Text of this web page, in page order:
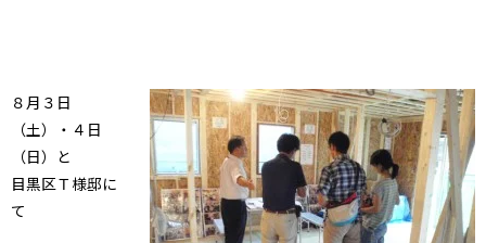
８月３日
（土）・４日
（日）と
目黒区Ｔ様邸に
て